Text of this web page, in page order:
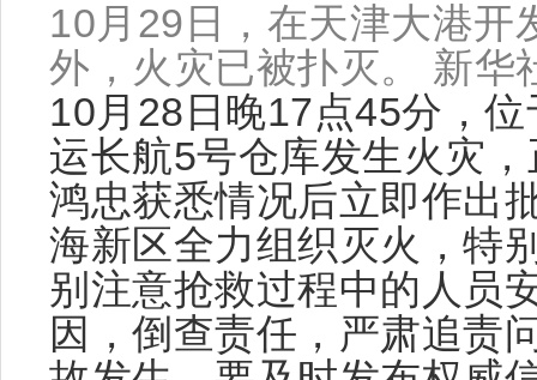
10月29日，在天津大港开
外，火灾已被扑灭。 新华
10月28日晚17点45分，
运长航5号仓库发生火灾
鸿忠获悉情况后立即作出
海新区全力组织灭火，特
别注意抢救过程中的人员
因，倒查责任，严肃追责